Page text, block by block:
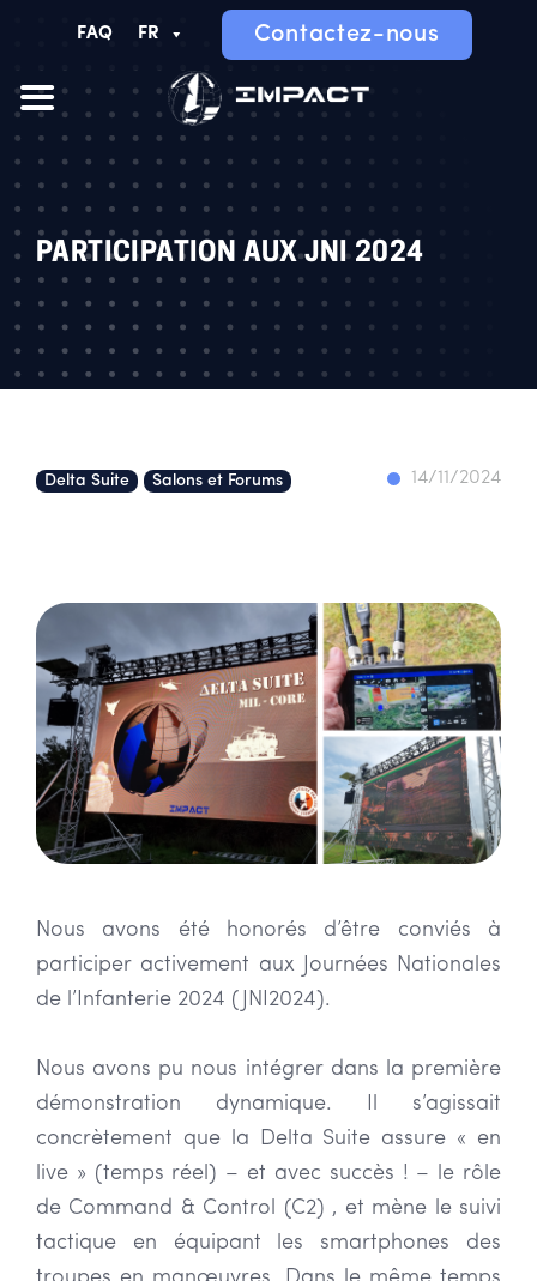
FAQ FR Contactez-nous
PARTICIPATION AUX JNI 2024
Delta Suite Salons et Forums 14/11/2024
Nous avons été honorés d’être conviés à
participer activement aux Journées Nationales
de l’Infanterie 2024 (JNI2024).
Nous avons pu nous intégrer dans la première
démonstration dynamique. Il s’agissait
concrètement que la Delta Suite assure « en
live » (temps réel) – et avec succès ! – le rôle
de Command & Control (C2) , et mène le suivi
tactique en équipant les smartphones des